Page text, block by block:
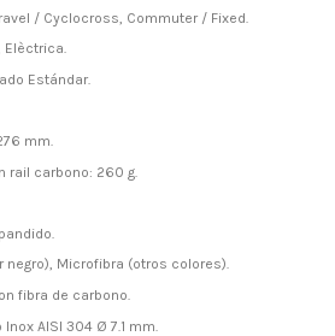
/ Cyclocross, Commuter / Fixed.
Elèctrica.
Estándar.
mm.
rail carbono: 260 g.
negro), Microfibra (otros colores).
fibra de carbono.
AISI 304 Ø 7.1 mm.